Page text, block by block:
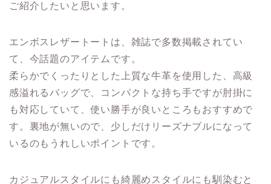
ご紹介したいと思います。
エンボスレザートートは、雑誌で多数掲載されてい
て、今話題のアイテムです。
柔らかでくったりとした上質な牛革を使用した、高級
感溢れるバッグで、コンパクトな持ち手ですが肘掛に
も対応していて、使い勝手が良いところもおすすめで
す。裏地が無いので、少しだけリーズナブルになって
いるのもうれしいポイントです。
カジュアルスタイルにも綺麗めスタイルにも馴染むと